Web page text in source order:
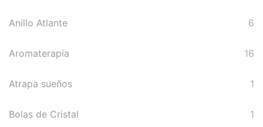
Minerales Mágicos
Para La Salud
Para Limpieza De Malas
Anillo Atlante 6
Aromaterapia 16
Atrapa sueños 1
Bolas de Cristal 1